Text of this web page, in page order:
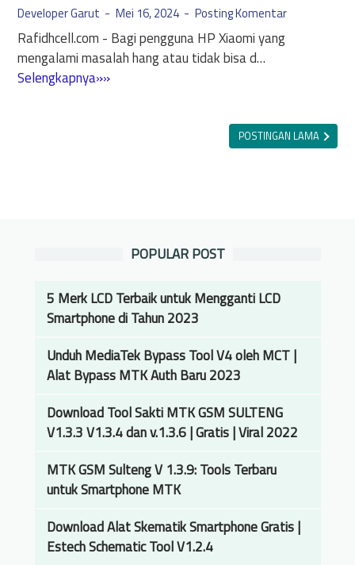
Developer Garut Mei 16, 2024 Posting Komentar
Rafidhcell.com - Bagi pengguna HP Xiaomi yang
mengalami masalah hang atau tidak bisa d…
Selengkapnya»»
P
X
a
o
i
D
l
a
K
e
POSTINGAN LAMA
POPULAR POST
5 Merk LCD Terbaik untuk Mengganti LCD
Smartphone di Tahun 2023
Unduh MediaTek Bypass Tool V4 oleh MCT |
Alat Bypass MTK Auth Baru 2023
Download Tool Sakti MTK GSM SULTENG
V1.3.3 V1.3.4 dan v.1.3.6 | Gratis | Viral 2022
MTK GSM Sulteng V 1.3.9: Tools Terbaru
untuk Smartphone MTK
Download Alat Skematik Smartphone Gratis |
Estech Schematic Tool V1.2.4